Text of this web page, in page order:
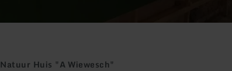
Natuur Huis "A Wiewesch"